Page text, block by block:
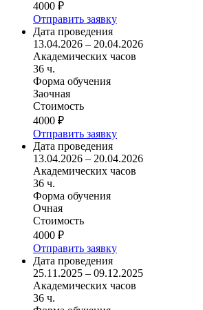
4000 ₽
Отправить заявку
Дата проведения
13.04.2026 – 20.04.2026
Академических часов
36 ч.
Форма обучения
Заочная
Стоимость
4000 ₽
Отправить заявку
Дата проведения
13.04.2026 – 20.04.2026
Академических часов
36 ч.
Форма обучения
Очная
Стоимость
4000 ₽
Отправить заявку
Дата проведения
25.11.2025 – 09.12.2025
Академических часов
36 ч.